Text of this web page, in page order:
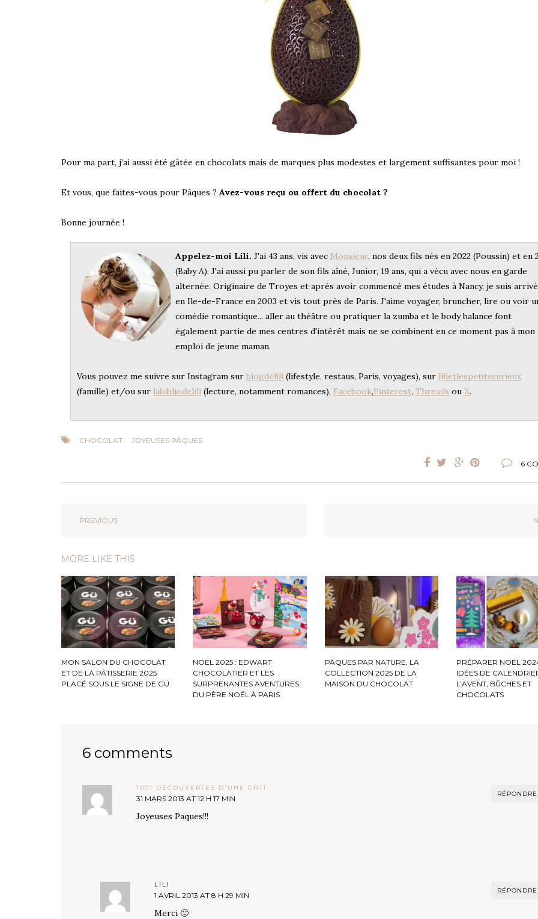
Pour ma part, j’ai aussi été gâtée en chocolats mais de marques plus modestes et largement suffisantes pour moi !
Et vous, que faites-vous pour Pâques ? Avez-vous reçu ou offert du chocolat ?
Bonne journée !
Appelez-moi Lili. J'ai 43 ans, vis avec Monsieur, nos deux fils nés en 2022 (Poussin) et en
(Baby A). J'ai aussi pu parler de son fils aîné, Junior, 19 ans, qui a vécu avec nous en garde
alternée. Originaire de Troyes et après avoir commencé mes études à Nancy, je suis
en Ile-de-France en 2003 et vis tout près de Paris. J'aime voyager, bruncher, lire ou voir
comédie romantique... aller au théâtre ou pratiquer la zumba et le body balance font
également partie de mes centres d'intérêt mais ne se combinent en ce moment pas à mon
emploi de jeune maman.
Vous pouvez me suivre sur Instagram sur blogdelili (lifestyle, restaus, Paris, voyages), sur lilietlespetitscurieux
(famille) et/ou sur labibliodelili (lecture, notamment romances), Facebook,Pinterest, Threads ou X.
CHOCOLAT JOYEUSES PÂQUES
6
PREVIOUS
MORE LIKE THIS
MON SALON DU CHOCOLAT
ET DE LA PÂTISSERIE 2025
PLACÉ SOUS LE SIGNE DE GÜ
NOËL 2025 : EDWART
CHOCOLATIER ET LES
SURPRENANTES AVENTURES
DU PÈRE NOËL À PARIS
PÂQUES PAR NATURE, LA
COLLECTION 2025 DE LA
MAISON DU CHOCOLAT
PRÉPARER NOËL
IDÉES DE
L’AVENT, BÛCHES ET
CHOCOLATS
6 comments
RÉPONDRE
1001 DÉCOUVERTES D'UNE CHTI
31 MARS 2013 AT 12 H 17 MIN
Joyeuses Paques!!!
RÉPONDRE
LILI
1 AVRIL 2013 AT 8 H 29 MIN
Merci 🙂